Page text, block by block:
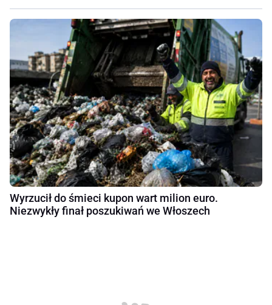
Wyrzucił do śmieci kupon wart milion euro.
Niezwykły finał poszukiwań we Włoszech